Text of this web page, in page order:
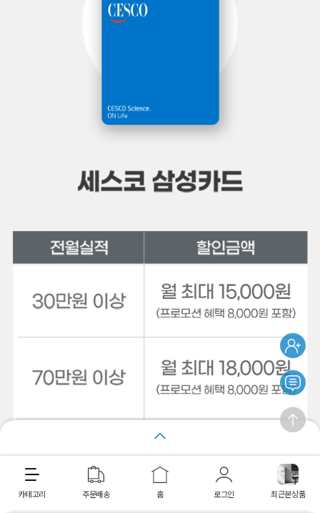
장바구니 바로구매
카테고리 주문배송 홈 로그인 최근본상품
최근 본 상품